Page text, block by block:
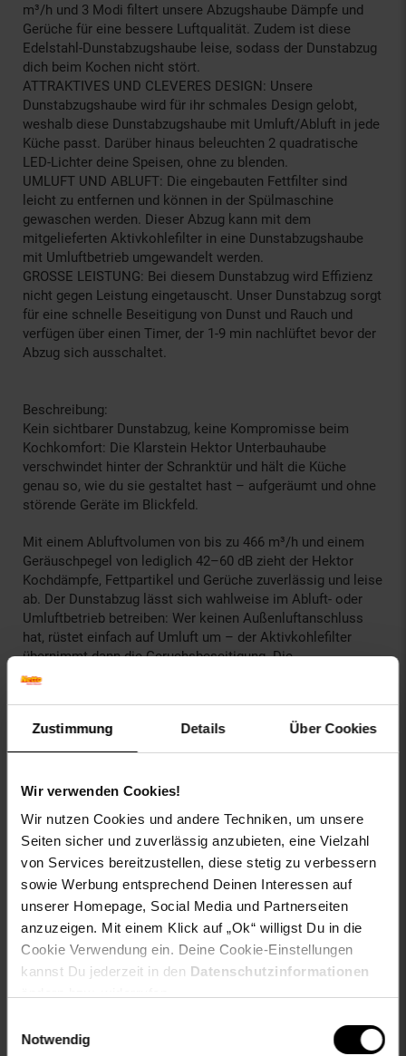
Zustimmung Details Über Cookies
Wir verwenden Cookies!
Wir nutzen Cookies und andere Techniken, um unsere
Seiten sicher und zuverlässig anzubieten, eine Vielzahl
von Services bereitzustellen, diese stetig zu verbessern
sowie Werbung entsprechend Deinen Interessen auf
unserer Homepage, Social Media und Partnerseiten
anzuzeigen. Mit einem Klick auf „Ok“ willigst Du in die
Cookie Verwendung ein. Deine Cookie-Einstellungen
kannst Du jederzeit in den Datenschutzinformationen
Notwendig
m³/h und 3 Modi filtert unsere Abzugshaube Dämpfe und
Gerüche für eine bessere Luftqualität. Zudem ist diese
Edelstahl-Dunstabzugshaube leise, sodass der Dunstabzug
dich beim Kochen nicht stört.
ATTRAKTIVES UND CLEVERES DESIGN: Unsere
Dunstabzugshaube wird für ihr schmales Design gelobt,
weshalb diese Dunstabzugshaube mit Umluft/Abluft in jede
Küche passt. Darüber hinaus beleuchten 2 quadratische
LED-Lichter deine Speisen, ohne zu blenden.
UMLUFT UND ABLUFT: Die eingebauten Fettfilter sind
leicht zu entfernen und können in der Spülmaschine
gewaschen werden. Dieser Abzug kann mit dem
mitgelieferten Aktivkohlefilter in eine Dunstabzugshaube
mit Umluftbetrieb umgewandelt werden.
GROSSE LEISTUNG: Bei diesem Dunstabzug wird Effizienz
nicht gegen Leistung eingetauscht. Unser Dunstabzug sorgt
für eine schnelle Beseitigung von Dunst und Rauch und
verfügen über einen Timer, der 1-9 min nachlüftet bevor der
Abzug sich ausschaltet.
Beschreibung:
Kein sichtbarer Dunstabzug, keine Kompromisse beim
Kochkomfort: Die Klarstein Hektor Unterbauhaube
verschwindet hinter der Schranktür und hält die Küche
genau so, wie du sie gestaltet hast – aufgeräumt und ohne
störende Geräte im Blickfeld.
Mit einem Abluftvolumen von bis zu 466 m³/h und einem
Geräuschpegel von lediglich 42–60 dB zieht der Hektor
Kochdämpfe, Fettpartikel und Gerüche zuverlässig und leise
ab. Der Dunstabzug lässt sich wahlweise im Abluft- oder
Umluftbetrieb betreiben: Wer keinen Außenluftanschluss
hat, rüstet einfach auf Umluft um – der Aktivkohlefilter
übernimmt dann die Geruchsbeseitigung. Die
Aluminiumfettfilter sind vorinstalliert,
direkt, das beleuchtete Touch-Panel regelt Leistungsstufen
und Licht auf Fingertipp. Ein einstellbarer Nachlauftimer
werden. Für den Umluftbetrieb ist ein passender
erhältlich.
Die geringe Einbauhöhe und die umlaufende
Befestigungskante ermöglichen eine platzsparende und
stabile Montage an der Schrankbodenplatte. Empfohlen
wird ein Montageabstand von 65–75 cm über der
Kochfläche für optimale Abzugsleistung. Breite: 72 cm.
Für alle, die eine minimalistische Küche ohne sichtbare
Geräte wollen – und trotzdem auf leistungsstarkes